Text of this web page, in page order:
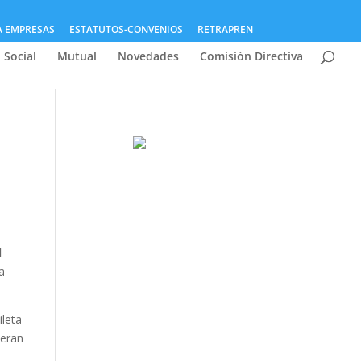
EMPRESAS ESTATUTOS-CONVENIOS RETRAPREN
Social Mutual Novedades Comisión Directiva